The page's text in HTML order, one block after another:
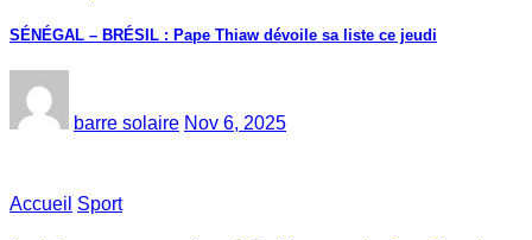
SÉNÉGAL – BRÉSIL : Pape Thiaw dévoile sa liste ce jeudi
barre solaire Nov 6, 2025
Accueil Sport